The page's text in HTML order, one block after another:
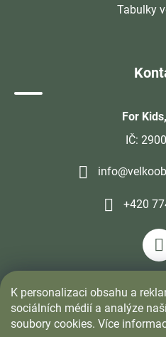
K personalizaci obsahu a
sociálních médií a analýze
soubory cookies. Více
Tabulky
For
IČ:
+420